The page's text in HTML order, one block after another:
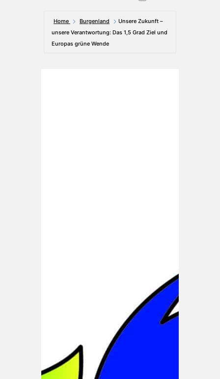
Home Burgenland
Unsere Zukunft –
unsere Verantwortung: Das 1,5 Grad Ziel und
Europas grüne Wende